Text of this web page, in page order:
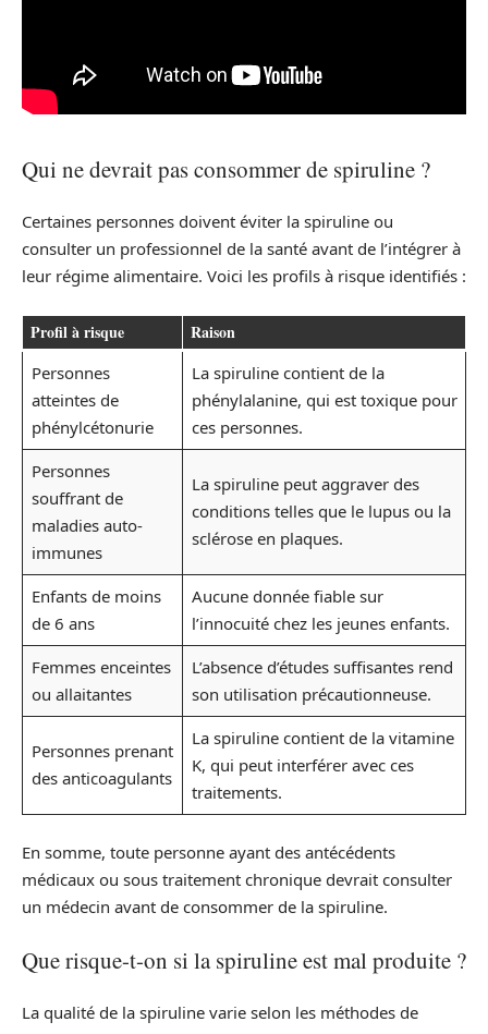
Qui ne devrait pas consommer de spiruline ?
Certaines personnes doivent éviter la spiruline ou
consulter un professionnel de la santé avant de l’intégrer à
leur régime alimentaire. Voici les profils à risque identifiés :
Profil à risque Raison
Personnes
atteintes de
phénylcétonurie
La spiruline contient de la
phénylalanine, qui est toxique pour
ces personnes.
Personnes
souffrant de
maladies auto-
immunes
La spiruline peut aggraver des
conditions telles que le lupus ou la
sclérose en plaques.
Enfants de moins
de 6 ans
Aucune donnée fiable sur
l’innocuité chez les jeunes enfants.
Femmes enceintes
ou allaitantes
L’absence d’études suffisantes rend
son utilisation précautionneuse.
Personnes prenant
des anticoagulants
La spiruline contient de la vitamine
K, qui peut interférer avec ces
traitements.
En somme, toute personne ayant des antécédents
médicaux ou sous traitement chronique devrait consulter
un médecin avant de consommer de la spiruline.
Que risque-t-on si la spiruline est mal produite ?
La qualité de la spiruline varie selon les méthodes de